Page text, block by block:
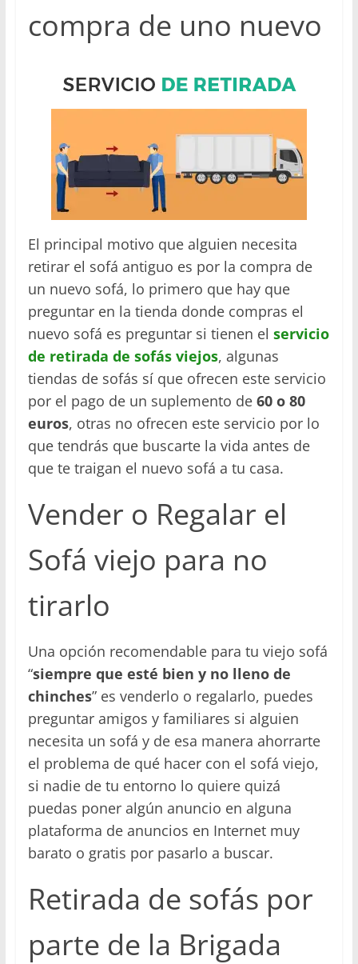
compra de uno nuevo
El principal motivo que alguien necesita
retirar el sofá antiguo es por la compra de
un nuevo sofá, lo primero que hay que
preguntar en la tienda donde compras el
nuevo sofá es preguntar si tienen el servicio
de retirada de sofás viejos, algunas
tiendas de sofás sí que ofrecen este servicio
por el pago de un suplemento de60 o 80
euros, otras no ofrecen este servicio por lo
que tendrás que buscarte la vida antes de
que te traigan el nuevo sofá a tu casa.
Vender o Regalar el
Sofá viejo para no
tirarlo
Una opción recomendable para tu viejo sofá
“siempre que esté bien y no lleno de
chinches” es venderlo o regalarlo, puedes
preguntar amigos y familiares si alguien
necesita un sofá y de esa manera ahorrarte
el problema de qué hacer con el sofá viejo,
si nadie de tu entorno lo quiere quizá
puedas poner algún anuncio en alguna
plataforma de anuncios en Internet muy
barato o gratis por pasarlo a buscar.
Retirada de sofás por
parte de la Brigada